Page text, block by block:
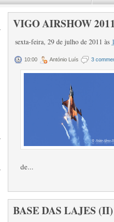
VIGO AIRSHOW 2011
sexta-feira, 29 de julho de 2011 às
10:00 António Luís 3
de...
BASE DAS LAJES (II)